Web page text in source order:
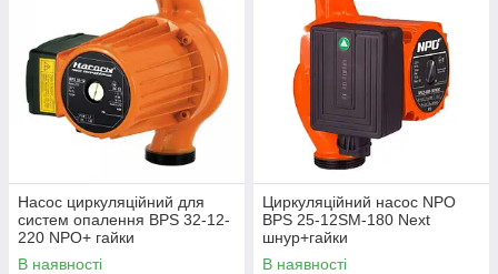
Насос циркуляційний для
систем опалення BPS 32-12-
220 NPO+ гайки
В наявності
Циркуляційний насос NPO
BPS 25-12SM-180 Next
шнур+гайки
В наявності